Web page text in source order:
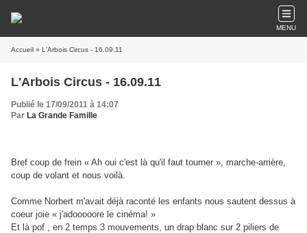
MENU
Accueil » L'Arbois Circus - 16.09.11
L'Arbois Circus - 16.09.11
Publié le 17/09/2011 à 14:07
Par La Grande Famille
Bref coup de frein « Ah oui c'est là qu'il faut tourner », marche-arrière,
coup de volant et nous voilà.
Comme Norbert m'avait déjà raconté les enfants nous sautent dessus à
coeur joie « j'adooooore le cinéma! »
Et là pof , en 2 temps 3 mouvements, un drap blanc sur 2 piliers de